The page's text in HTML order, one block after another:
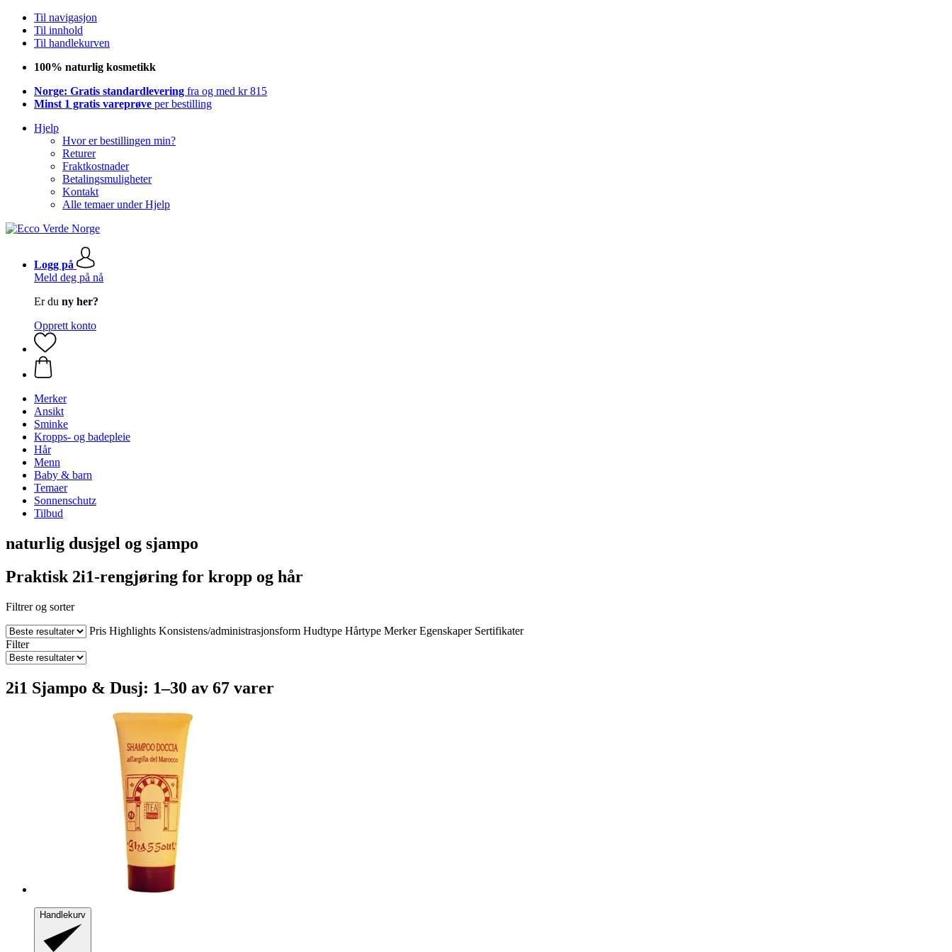
Til navigasjon
Til innhold
Til handlekurven
100% naturlig kosmetikk
Norge: Gratis standardlevering fra og med kr 815
Minst 1 gratis vareprøve per bestilling
Hjelp
Hvor er bestillingen min?
Returer
Fraktkostnader
Betalingsmuligheter
Kontakt
Alle temaer under Hjelp
Logg på
Meld deg på nå
Er du ny her?
Opprett konto
Merker
Ansikt
Sminke
Kropps- og badepleie
Hår
Menn
Baby & barn
Temaer
Sonnenschutz
Tilbud
naturlig dusjgel og sjampo
Praktisk 2i1-rengjøring for kropp og hår
Filtrer og sorter
Pris Highlights Konsistens/administrasjonsform Hudtype Hårtype Merker Egenskaper Sertifikater
Filter
2i1 Sjampo & Dusj: 1–30 av 67 varer
Handlekurv